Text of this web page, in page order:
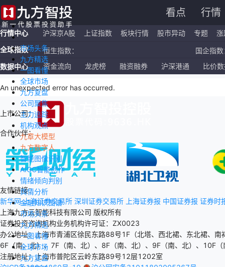
看点 行情
市场头条
九方精选
一图看懂
全球市场
九方复盘
公司聚焦
主力追踪
机构观点
九章大模型
九方数字人
智能图像识别
AIGC智能创作
情绪倾向判别
舆情分析
金融知识图谱
市场头条
九方精选
一图看懂
全球市场
九方复盘
行情中心 沪深京A股 上证指数 板块行情 股市异动 专题
涨
全球指数
恒生指数：
国企指数：
纳斯达克ETF：
标普500ETF：
上证指数：
数据中心 资金流向 龙虎榜 融资融券 沪深港通 比价
An unexpected error has occurred.
上市公司：
合作伙伴：
友情链接：
新华网 上海证券交易所 深圳证券交易所 上海证券报 中国证券报 证券时
上海九方云智能科技有限公司 版权所有
证券投资咨询机构业务机构许可证：ZX0023
办公地址：上海市青浦区徐民东路88号1F（北塔、西北裙、东北裙、
6F（南、北）、7F（南、北）、8F（南、北）、9F（南、北）、10F
注册地址：上海市普陀区云岭东路89号12层1202室